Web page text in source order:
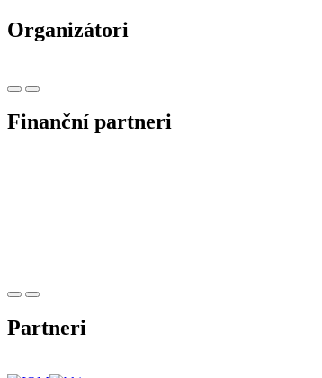
Organizátori
Finanční partneri
Partneri